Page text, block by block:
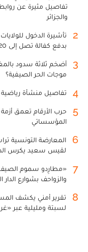
تفاصيل مثيرة عن روابط
والجزائر
2
بدفع كفالة تصل إلى 20 ألف دولار
3
أضخم ثلاثة سدود
موجات الحر الصيفية؟
4 تفاصيل منشأة رياضية
5
حرب الأرقام تعمق
المؤسساتي
6
المعارضة التونسية
لقيس سعيد يكرس
7
«مطارِدو سموم
والزواحف بشوارع الدار
8
تقرير أمني يكشف
لسبتة ومليلية عبر